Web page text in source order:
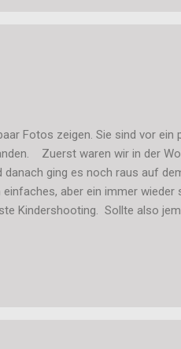
Fotos zeigen. Sie sind vor ein
Zuerst waren wir in der
ging es noch raus auf
aber ein immer
Kindershooting. Sollte also
kein Problem. --> Ein